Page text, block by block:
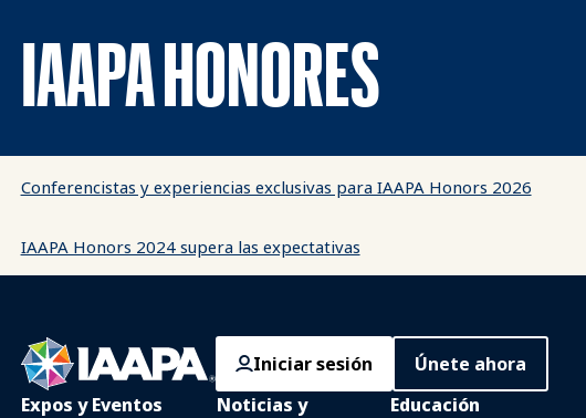
IAAPA HONORES
Conferencistas y experiencias exclusivas para IAAPA Honors 2026
IAAPA Honors 2024 supera las expectativas
Iniciar sesión Únete ahora
Expos y Eventos
Noticias y
Educación